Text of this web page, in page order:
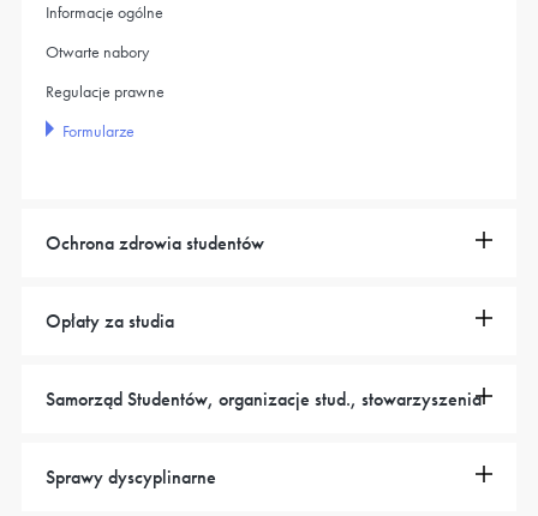
Informacje ogólne
Otwarte nabory
Regulacje prawne
Formularze
Ochrona zdrowia studentów
Opłaty za studia
Samorząd Studentów, organizacje stud., stowarzyszenia
Sprawy dyscyplinarne